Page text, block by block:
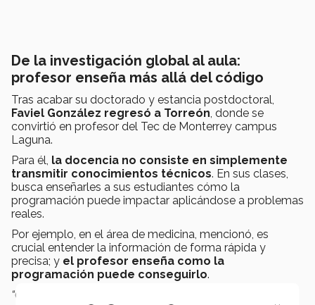
De la investigación global al aula:
profesor enseña más allá del código
Tras acabar su doctorado y estancia postdoctoral,
Faviel González regresó a Torreón, donde se
convirtió en profesor del Tec de Monterrey campus
Laguna.
Para él, la docencia no consiste en simplemente
transmitir conocimientos técnicos. En sus clases,
busca enseñarles a sus estudiantes cómo la
programación puede impactar aplicándose a problemas
reales.
Por ejemplo, en el área de medicina, mencionó, es
crucial entender la información de forma rápida y
precisa; y el profesor enseña como la
programación puede conseguirlo.
“Cuando aplicas